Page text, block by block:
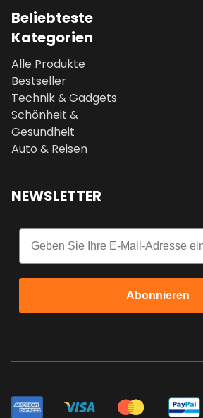
Beliebteste
Kategorien
Alle Produkte
Bestseller
Technik & Gadgets
Schönheit &
Gesundheit
Auto & Reisen
NEWSLETTER
Email
Abonnieren